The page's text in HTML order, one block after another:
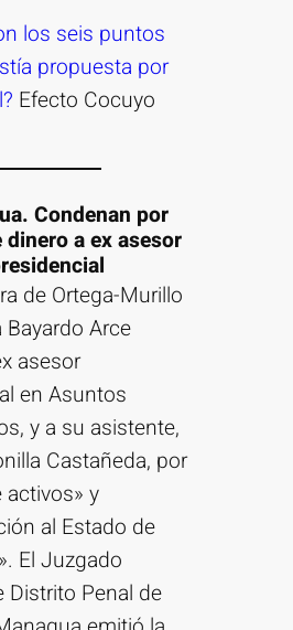
los seis puntos
propuesta por
Efecto Cocuyo
Condenan por
dinero a ex asesor
de Ortega-Murillo
Arce
asesor
en Asuntos
y a su asistente,
Castañeda, por
activos» y
al Estado de
El Juzgado
Distrito Penal de